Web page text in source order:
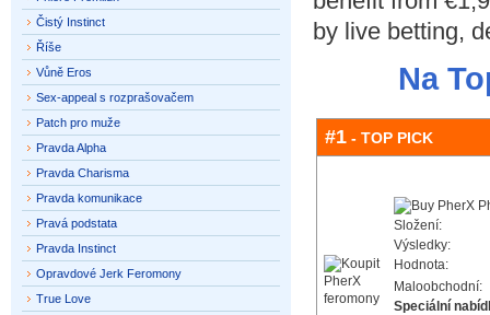
by live betting,
Na
#1 - TOP PICK
Složení:
Výsledky:
Hodnota:
Maloobchodní:
Speciální
Čistý Instinct
Říše
Vůně Eros
Sex-appeal s rozprašovačem
Patch pro muže
Pravda Alpha
Pravda Charisma
Pravda komunikace
Pravá podstata
Pravda Instinct
Opravdové Jerk Feromony
True Love